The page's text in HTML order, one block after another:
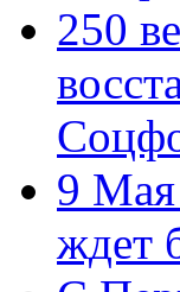
250
9 Мая
ждет